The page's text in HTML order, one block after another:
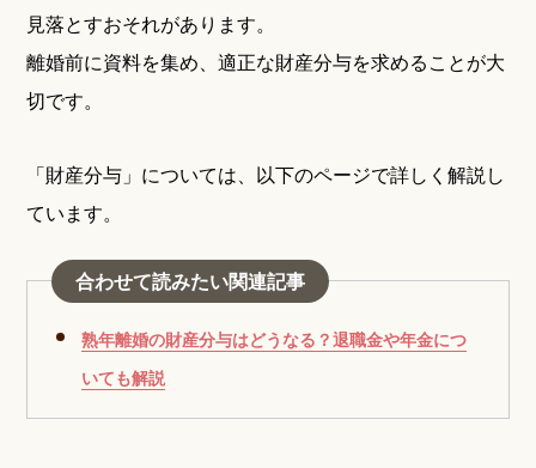
見落とすおそれがあります。
離婚前に資料を集め、適正な財産分与を求めることが大
切です。
「財産分与」については、以下のページで詳しく解説し
ています。
合わせて読みたい関連記事
熟年離婚の財産分与はどうなる？退職金や年金につ
いても解説